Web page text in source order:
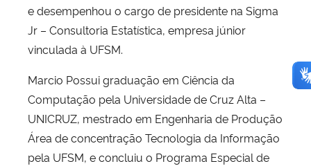
e desempenhou o cargo de presidente na Sigma
Jr – Consultoria Estatística, empresa júnior
vinculada à UFSM.
Marcio Possui graduação em Ciência da
Computação pela Universidade de Cruz Alta –
UNICRUZ, mestrado em Engenharia de Produção
Área de concentração Tecnologia da Informação
pela UFSM, e concluiu o Programa Especial de